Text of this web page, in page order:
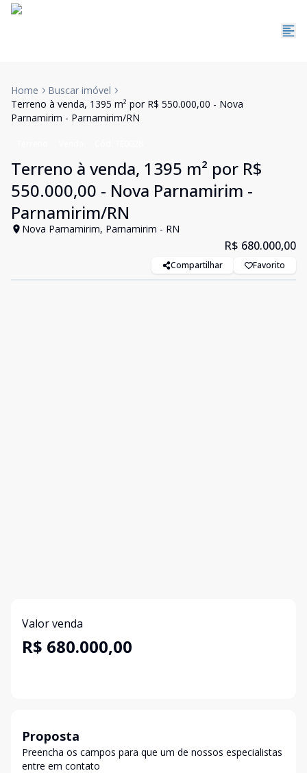
Home
Buscar imóvel
Terreno à venda, 1395 m² por R$ 550.000,00 - Nova
Parnamirim - Parnamirim/RN
Terreno à venda, 1395 m² por R$
550.000,00 - Nova Parnamirim -
Parnamirim/RN
Nova Parnamirim, Parnamirim - RN
R$ 680.000,00
Compartilhar Favorito
Valor venda
R$ 680.000,00
Proposta
Preencha os campos para que um de nossos especialistas
entre em contato